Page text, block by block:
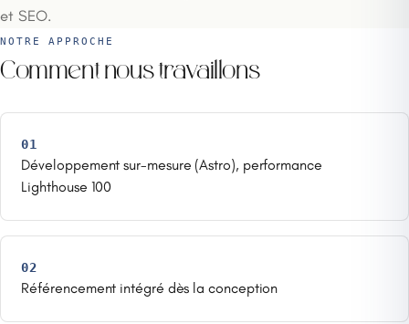
et SEO.
NOTRE APPROCHE
Comment nous travaillons
01
Développement sur-mesure (Astro), performance
Lighthouse 100
02
Référencement intégré dès la conception